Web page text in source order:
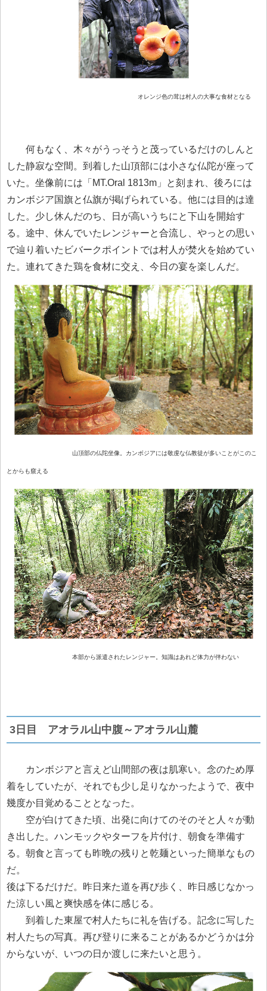
オレンジ色の茸は村人の大事な食材となる
何もなく、木々がうっそうと茂っているだけのしんと
した静寂な空間。到着した山頂部には小さな仏陀が座って
いた。坐像前には「MT.Oral 1813m」と刻まれ、後ろには
カンボジア国旗と仏旗が掲げられている。他には目的は達
した。少し休んだのち、日が高いうちにと下山を開始す
る。途中、休んでいたレンジャーと合流し、やっとの思い
で辿り着いたビバークポイントでは村人が焚火を始めてい
た。連れてきた鶏を食材に交え、今日の宴を楽しんだ。
山頂部の仏陀坐像。カンボジアには敬虔な仏教徒が多いことがこのこ
とからも窺える
本部から派遣されたレンジャー。知識はあれど体力が伴わない
3日目 アオラル山中腹～アオラル山麓
カンボジアと言えど山間部の夜は肌寒い。念のため厚
着をしていたが、それでも少し足りなかったようで、夜中
幾度か目覚めることとなった。
空が白けてきた頃、出発に向けてのそのそと人々が動
き出した。ハンモックやターフを片付け、朝食を準備す
る。朝食と言っても昨晩の残りと乾麺といった簡単なもの
だ。
後は下るだけだ。昨日来た道を再び歩く、昨日感じなかっ
た涼しい風と爽快感を体に感じる。
到着した東屋で村人たちに礼を告げる。記念に写した
村人たちの写真。再び登りに来ることがあるかどうかは分
からないが、いつの日か渡しに来たいと思う。